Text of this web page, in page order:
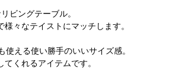
ビングテーブル。
々なテイストにマッチします。
える使い勝手のいいサイズ感。
くれるアイテムです。